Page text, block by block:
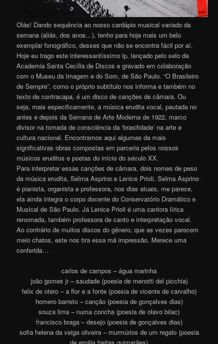
Olás! Dando sequência ao nosso cardápio musical variado da
semana (aliás, dos anos…), tenho para hoje mais um belo
exemplar fonográfico, desses que não se encontra fácil por aí.
Hoje eu trago este interessantíssimo lp, lançado pelo selo da
Academia Santa Cecília de Discos e gravado em colaboração
com o Museu da Imagem e do Som, de São Paulo. “O Brasileiro
de Sempre”, como o próprio subtítulo nos informa e também no
texto de contracapa, é um disco de canções de câmara. Ou
seja, mais especificamente, a música erudita vocal, pautada no
antes e depois da Semana de Arte Moderna de 1922, marco
divisor na tomada de consciência da ‘brasilidade’ na arte e
cultura nacional. Encontramos aqui algumas da mais
significativas obras compostas em parceria pelos nossos
músicos eruditos e poetas do início do século XX.
Para interpretar essas canções de câmara, dois nomes de peso
da música erudita, Selma Asprino e Lenice Prioli. Selma Asprino
é pianista, organista e professora, nos dias atuais, me parece,
ela ainda integra o corpo docente do Conservatório Dramático e
Musical de São Paulo. Já Lenice Prioli é uma cantora lírica
renomada, também professora de canto e interpretação vocal.
Ao contrário de muitos discos do gênero, que as vezes parecem
meio chatos, este nos tira essa má impressão. Merece uma
conferida…
carlos de campos – água marinha
joão gomes jr – saudade (poesia de menotti del picchia)
felix de otero – a flor e a fonte (poesia de vicente de carvalho)
homero barreto – canção (poesia de gonçalves dias)
souza lima – numa concha (poesia de olavo bilac)
francisco braga – desejo (poesia de gonçalves dias)
sofia helena da veiga oliveira – murmúrios de um regalo (poesia
de emilia freitas guimarães)